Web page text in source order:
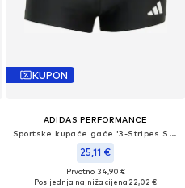
KUPON
ADIDAS PERFORMANCE
Sportske kupaće gaće '3-Stripes Swim Boxers'
25,11 €
Prvotno: 34,90 €
Posljednja najniža cijena:22,02 €